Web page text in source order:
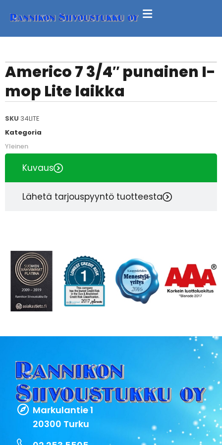
Americo 7 3/4″ punainen I-
mop Lite laikka
SKU 34LITE
Kategoria
Yleinen
Kuvaus
Lähetä tarjouspyyntö tuotteesta
Markulantie 1
20300 Turku